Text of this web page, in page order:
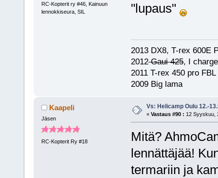
RC-Kopterit ry #46, Kainuun
lennokkiseura, SIL
"lupaus"
2013 DX8, T-rex 600E
2012Gaui 425, I
2011 T-rex 450 pro
2009 Big lama
Kaapeli
Jäsen
RC-Kopterit Ry #18
Vs: Helicamp Oulu 12.-
« Vastaus #90 : 12 Syyskuu,
Mitä?
lennättäjää!
termariin ja